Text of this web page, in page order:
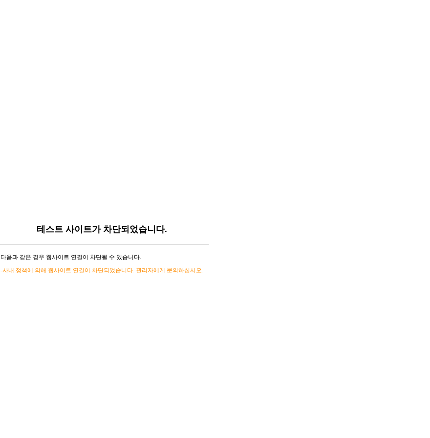
테스트 사이트가 차단되었습니다.
다음과 같은 경우 웹사이트 연결이 차단될 수 있습니다.
-사내 정책에 의해 웹사이트 연결이 차단되었습니다. 관리자에게 문의하십시오.